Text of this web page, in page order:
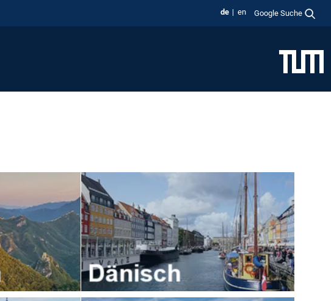
de en Google Suche